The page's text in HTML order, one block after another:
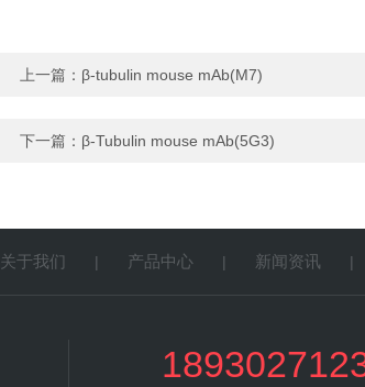
上一篇： β-tubulin mouse mAb(M7)
下一篇： β-Tubulin mouse mAb(5G3)
关于我们 | 产品中心 | 新闻资讯 |